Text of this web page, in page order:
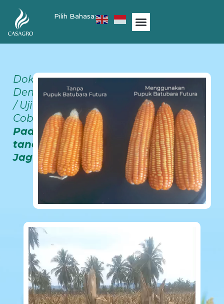
Pilih Bahasa:
Dokumentasi
Demplot
/ Uji
Coba
Pada
tanaman
Jagung.